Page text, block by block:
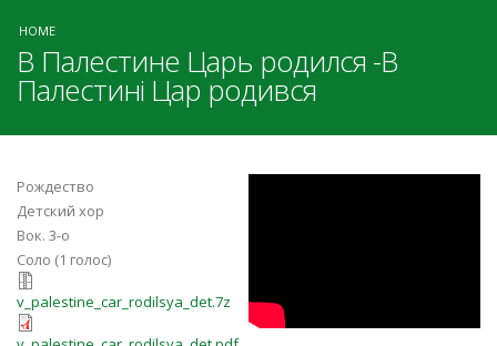
HOME
В Палестине Царь родился -В
Палестині Цар родився
Рождество
Детский хор
Вок. 3-о
Соло (1 голос)
v_palestine_car_rodilsya_det.7z
v_palestine_car_rodilsya_det.7z
v_palestine_car_rodilsya_det.pdf